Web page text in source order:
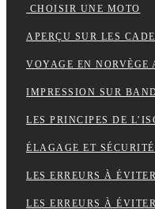
CHOISIR UNE MOTO
LES PRINCIPES DE
ÉLAGAGE ET